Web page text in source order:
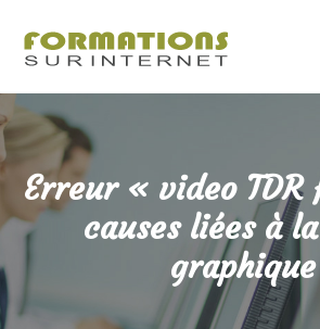
Erreur « video
causes liées à
graphique